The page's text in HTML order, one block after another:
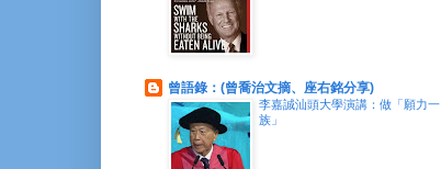
曾語錄：(曾喬治文摘、座右銘分享)
李嘉誠汕頭大學演講：做「願力一
族」